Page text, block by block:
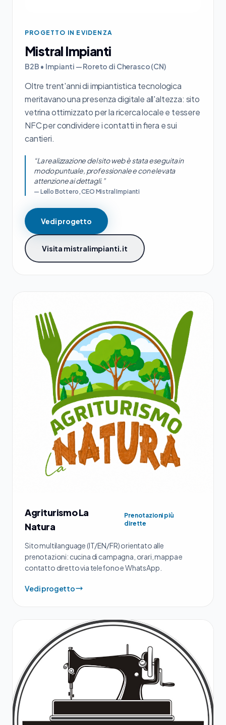
PROGETTO IN EVIDENZA
Mistral Impianti
B2B • Impianti — Roreto di Cherasco (CN)
Oltre trent'anni di impiantistica tecnologica
meritavano una presenza digitale all'altezza: sito
vetrina ottimizzato per la ricerca locale e tessere
NFC per condividere i contatti in fiera e sui
cantieri.
“La realizzazione del sito web è stata eseguita in
modo puntuale, professionale e con elevata
attenzione ai dettagli.”
— Lello Bottero, CEO Mistral Impianti
Vedi progetto
Visita mistralimpianti.it
Agriturismo La
Natura
Prenotazioni più
dirette
Sito multilanguage (IT/EN/FR) orientato alle
prenotazioni: cucina di campagna, orari, mappa e
contatto diretto via telefono e WhatsApp.
Vedi progetto